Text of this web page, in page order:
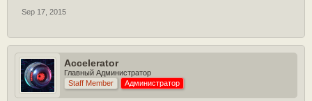
Sep 17, 2015
Accelerator
Главный Администратор
Staff Member
Администратор